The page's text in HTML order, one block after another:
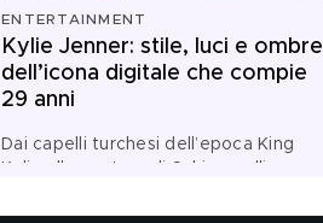
ENTERTAINMENT
Kylie Jenner: stile, luci e ombre
dell’icona digitale che compie
29 anni
Dai capelli turchesi dell’epoca King
globale al nuovo corso del